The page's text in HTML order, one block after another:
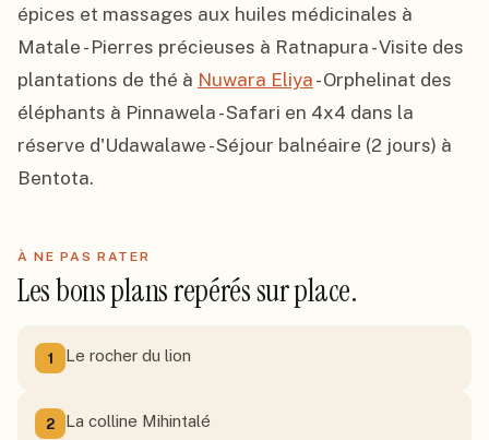
épices et massages aux huiles médicinales à
Matale - Pierres précieuses à Ratnapura - Visite des
plantations de thé à Nuwara Eliya - Orphelinat des
éléphants à Pinnawela - Safari en 4x4 dans la
réserve d'Udawalawe - Séjour balnéaire (2 jours) à
Bentota.
À NE PAS RATER
Les bons plans repérés sur place.
1 Le rocher du lion
2 La colline Mihintalé